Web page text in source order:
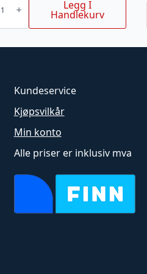
Legg I
Handlekurv
Kundeservice
Kjøpsvilkår
Min konto
Alle priser er inklusiv mva